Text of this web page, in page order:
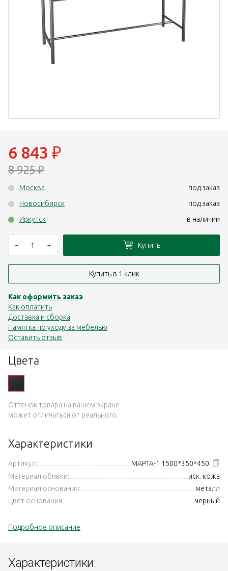
Цвета
Оттенок товара на вашем экране
может отличаться от реального.
Характеристики
Артикул:
МАРТА-1 1500*350*450
Материал обивки:
иск. кожа
Материал основания:
металл
Цвет основания:
черный
Подробное описание
6 843 ₽
8 925₽
Москва
под заказ
Новосибирск
под заказ
Иркутск
в наличии
– + Купить
Купить в 1 клик
Как оформить заказ
Как оплатить
Доставка и сборка
Памятка по уходу за мебелью
Оставить отзыв
Характеристики: